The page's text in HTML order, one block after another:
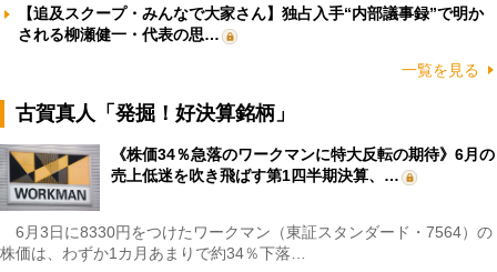
【追及スクープ・みんなで大家さん】独占入手“内部議事録”で明か
される柳瀬健一・代表の思…
一覧を見る
古賀真人「発掘！好決算銘柄」
《株価34％急落のワークマンに特大反転の期待》6月の
売上低迷を吹き飛ばす第1四半期決算、…
6月3日に8330円をつけたワークマン（東証スタンダード・7564）の
株価は、わずか1カ月あまりで約34％下落…